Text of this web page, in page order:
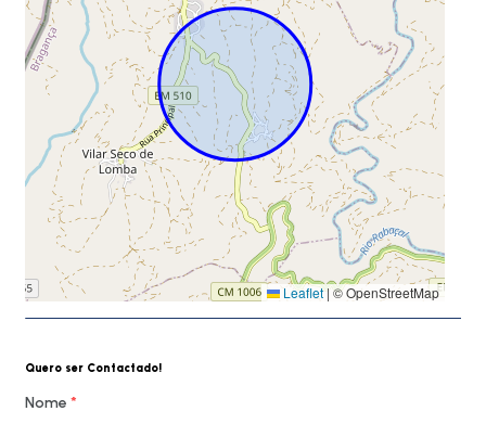
Leaflet |© OpenStreetMap
Quero ser Contactado!
Nome *